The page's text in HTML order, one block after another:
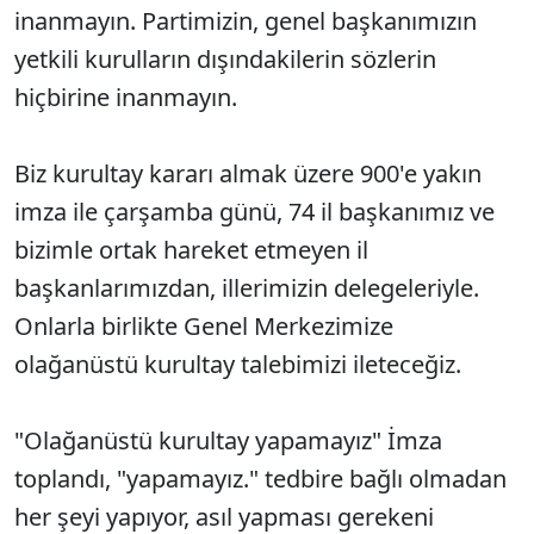
inanmayın. Partimizin, genel başkanımızın
yetkili kurulların dışındakilerin sözlerin
hiçbirine inanmayın.
Biz kurultay kararı almak üzere 900'e yakın
imza ile çarşamba günü, 74 il başkanımız ve
bizimle ortak hareket etmeyen il
başkanlarımızdan, illerimizin delegeleriyle.
Onlarla birlikte Genel Merkezimize
olağanüstü kurultay talebimizi ileteceğiz.
"Olağanüstü kurultay yapamayız" İmza
toplandı, "yapamayız." tedbire bağlı olmadan
her şeyi yapıyor, asıl yapması gerekeni